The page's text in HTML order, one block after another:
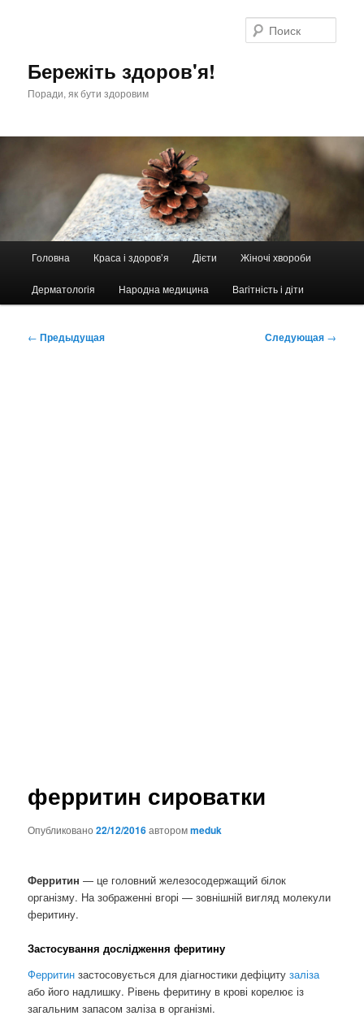
Бережіть здоров'я!
Поради, як бути здоровим
Головна Краса і здоров’я Дієти Жіночі хвороби
Дерматологія Народна медицина Вагітність і діти
Навигация
← Предыдущая Следующая →
ферритин сироватки
Опубликовано22/12/2016авторомmeduk
Ферритин— це головний железосодержащий білок
організму. На зображенні вгорі — зовнішній вигляд молекули
феритину.
Застосування дослідження феритину
Ферритинзастосовується для діагностики дефіцитузаліза
або його надлишку. Рівень феритину в крові корелює із
загальним запасом заліза в організмі.